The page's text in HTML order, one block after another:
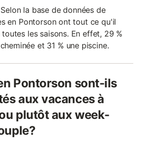
la base de données de
en Pontorson ont tout ce qu'il
les saisons. En effet, 29 %
et 31 % une piscine.
Pontorson sont-ils
aux vacances à
plutôt aux week-